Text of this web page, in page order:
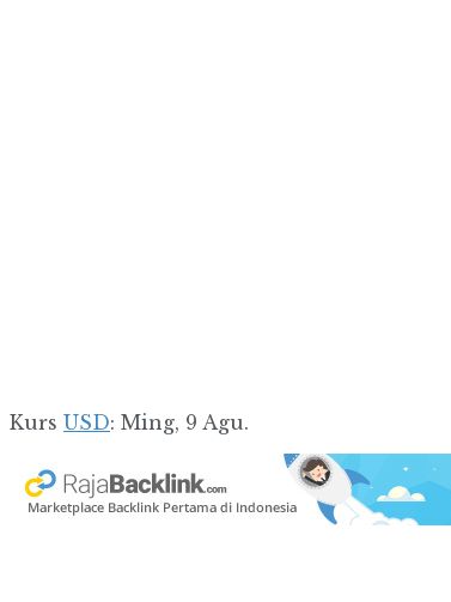
Kurs USD: Ming, 9 Agu.